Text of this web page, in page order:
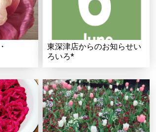
東深津店からのお知らせい
ろいろ*